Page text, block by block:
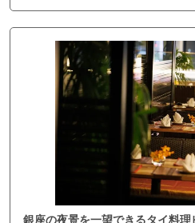
銀座の夜景を一望できるタイ料